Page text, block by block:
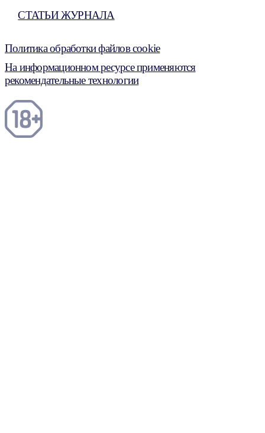
СТАТЬИ ЖУРНАЛА
Политика обработки файлов cookie
На информационном ресурсе применяются
рекомендательные технологии